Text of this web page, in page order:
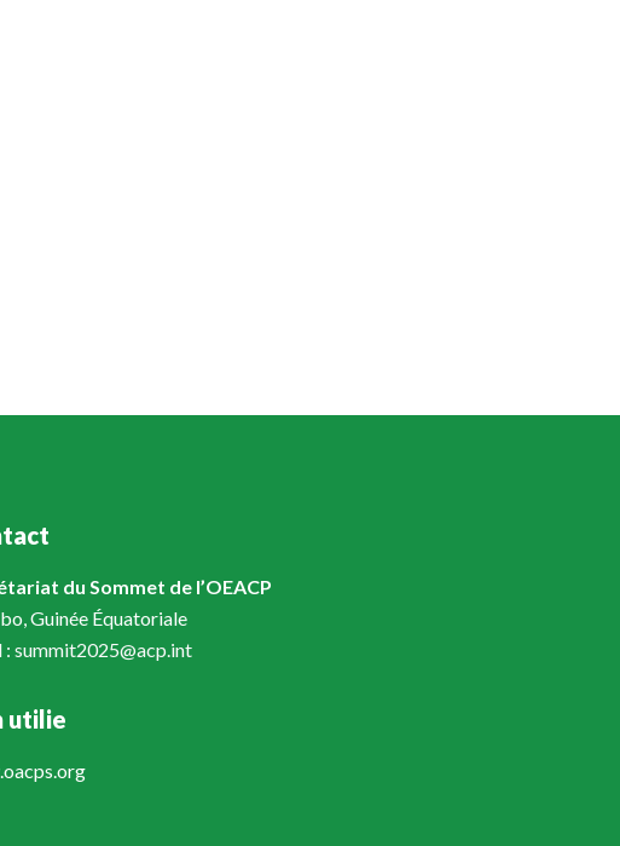
du Sommet de l’OEACP
Guinée Équatoriale
: summit2025@acp.int
utilie